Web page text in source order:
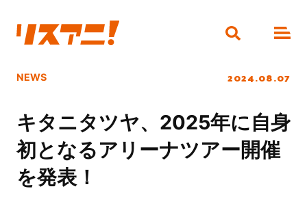
NEWS 2024.08.07
キタニタツヤ、2025年に自身
初となるアリーナツアー開催
を発表！